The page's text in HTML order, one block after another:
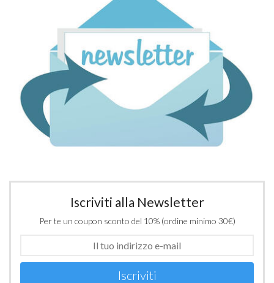
Iscriviti alla Newsletter
Per te un coupon sconto del 10% (ordine minimo 30€)
Iscriviti